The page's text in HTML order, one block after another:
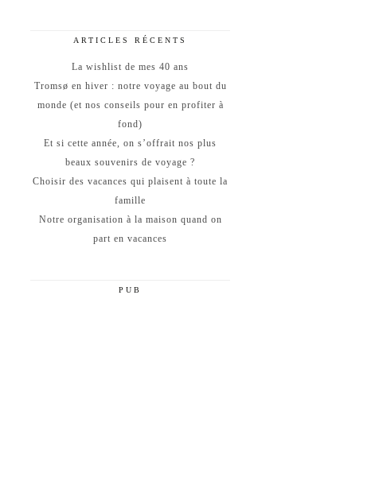
ARTICLES RÉCENTS
La wishlist de mes 40 ans
Tromsø en hiver : notre voyage au bout du
monde (et nos conseils pour en profiter à
fond)
Et si cette année, on s’offrait nos plus
beaux souvenirs de voyage ?
Choisir des vacances qui plaisent à toute la
famille
Notre organisation à la maison quand on
part en vacances
PUB